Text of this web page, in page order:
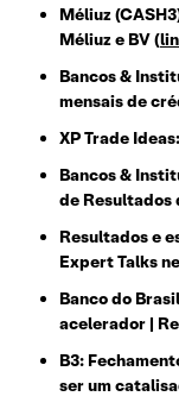
Méliuz
Méliuz e BV (
Bancos &
mensais de
XP Trade
Bancos &
de Resultados
Resultados e
Expert Talks
Banco do
acelerador |
B3:
ser um